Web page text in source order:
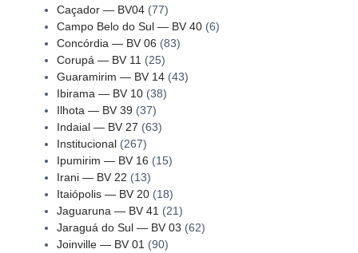
Caçador — BV04(77)
Campo Belo do Sul — BV 40(6)
Concórdia — BV 06 (83)
Corupá — BV 11 (25)
Guaramirim — BV 14(43)
Ibirama — BV 10(38)
Ilhota — BV 39 (37)
Indaial — BV 27 (63)
Institucional(267)
Ipumirim — BV 16 (15)
Irani — BV 22 (13)
Itaiópolis — BV 20(18)
Jaguaruna — BV 41 (21)
Jaraguá do Sul — BV 03 (62)
Joinville — BV 01 (90)